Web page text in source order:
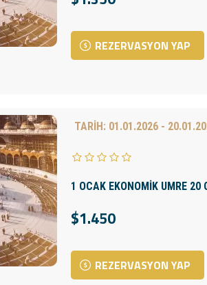
REZERVASYON YAP
TARİH: 01.01.2026 -
1 OCAK EKONOMİK UMRE 20
$1.450
REZERVASYON YAP